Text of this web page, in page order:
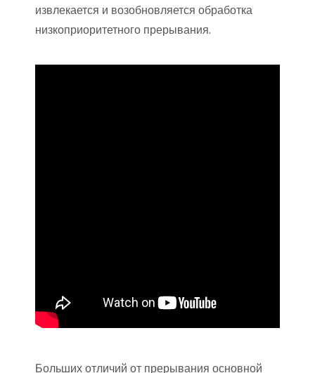
извлекается и возобновляется обработка
низкоприоритетного прерывания.
Больших отличий от прерывания основной